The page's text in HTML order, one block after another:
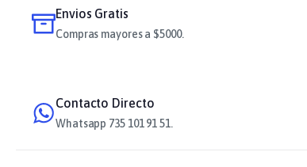
Envios Gratis
Compras mayores a $5000.
Contacto Directo
Whatsapp 735 101 91 51.